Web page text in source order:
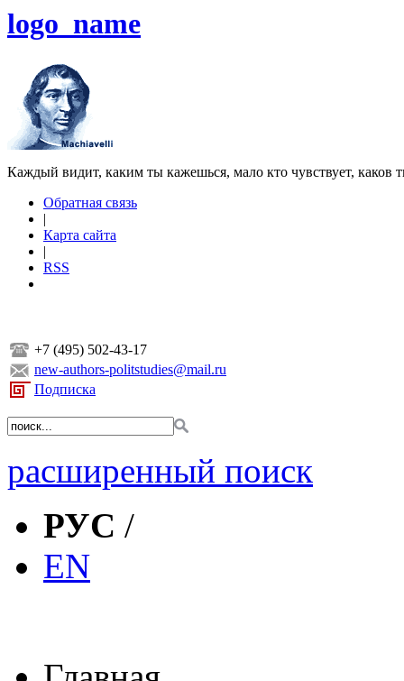
logo_name
Каждый видит, каким ты кажешься, мало кто чувствует, каков
Обратная связь
|
Карта сайта
|
RSS
+7 (495) 502-43-17
new-authors-politstudies@mail.ru
Подписка
расширенный поиск
РУС /
EN